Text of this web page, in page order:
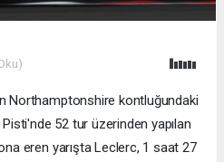
Northamptonshire kontluğundaki
52 tur üzerinden yapılan
eren yarışta Leclerc, 1 saat 27